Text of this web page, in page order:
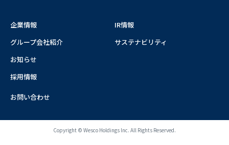
企業情報
IR情報
グループ会社紹介
サステナビリティ
お知らせ
採用情報
お問い合わせ
Copyright © Wesco Holdings Inc. All Rights Reserved.